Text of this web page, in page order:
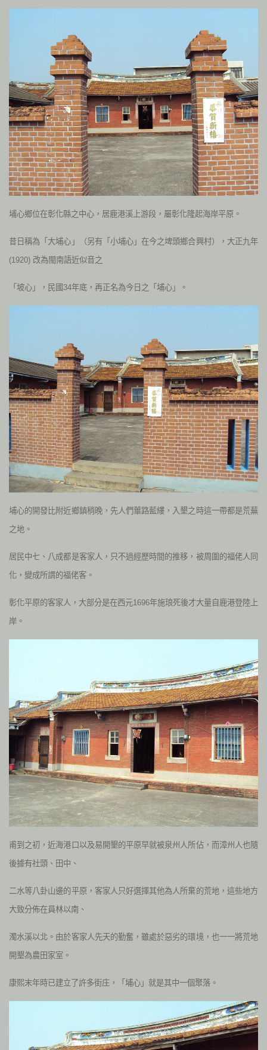
埔心鄉位在彰化縣之中心，居鹿港溪上游段，屬彰化隆起海岸平原。
昔日稱為「大埔心」（另有「小埔心」在今之埤頭鄉合興村），大正九年
(1920) 改為閩南語近似音之
「坡心」，民國34年底，再正名為今日之「埔心」。
埔心的開發比附近鄉鎮稍晚，先人們蓽路藍縷，入墾之時這一帶都是荒蕪
之地。
居民中七、八成都是客家人，只不過經歷時間的推移，被周圍的福佬人同
化，變成所謂的福佬客。
彰化平原的客家人，大部分是在西元1696年施琅死後才大量自鹿港登陸上
岸。
甫到之初，近海港口以及易開墾的平原早就被泉州人所佔，而漳州人也隨
後據有社頭、田中、
二水等八卦山邊的平原，客家人只好選擇其他為人所棄的荒地，這些地方
大致分佈在員林以南、
濁水溪以北。由於客家人先天的勤奮，雖處於惡劣的環境，也一一將荒地
開墾為農田家室。
康熙末年時已建立了許多街庄，「埔心」就是其中一個聚落。